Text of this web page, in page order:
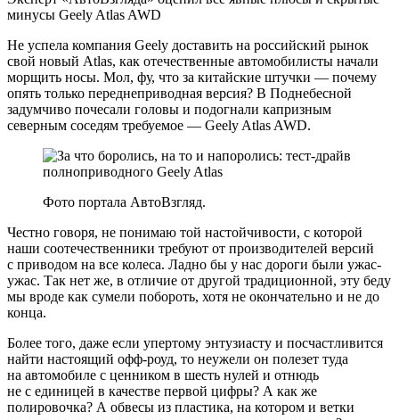
минусы Geely Atlas AWD
Не успела компания Geely доставить на российский рынок
свой новый Atlas, как отечественные автомобилисты начали
морщить носы. Мол, фу, что за китайские штучки — почему
опять только переднеприводная версия? В Поднебесной
задумчиво почесали головы и подогнали капризным
северным соседям требуемое — Geely Atlas AWD.
Фото портала АвтоВзгляд.
Честно говоря, не понимаю той настойчивости, с которой
наши соотечественники требуют от производителей версий
с приводом на все колеса. Ладно бы у нас дороги были ужас-
ужас. Так нет же, в отличие от другой традиционной, эту беду
мы вроде как сумели побороть, хотя не окончательно и не до
конца.
Более того, даже если упертому энтузиасту и посчастливится
найти настоящий офф-роуд, то неужели он полезет туда
на автомобиле с ценником в шесть нулей и отнюдь
не с единицей в качестве первой цифры? А как же
полировочка? А обвесы из пластика, на котором и ветки